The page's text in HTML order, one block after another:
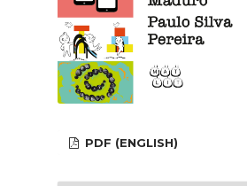
PDF (ENGLISH)